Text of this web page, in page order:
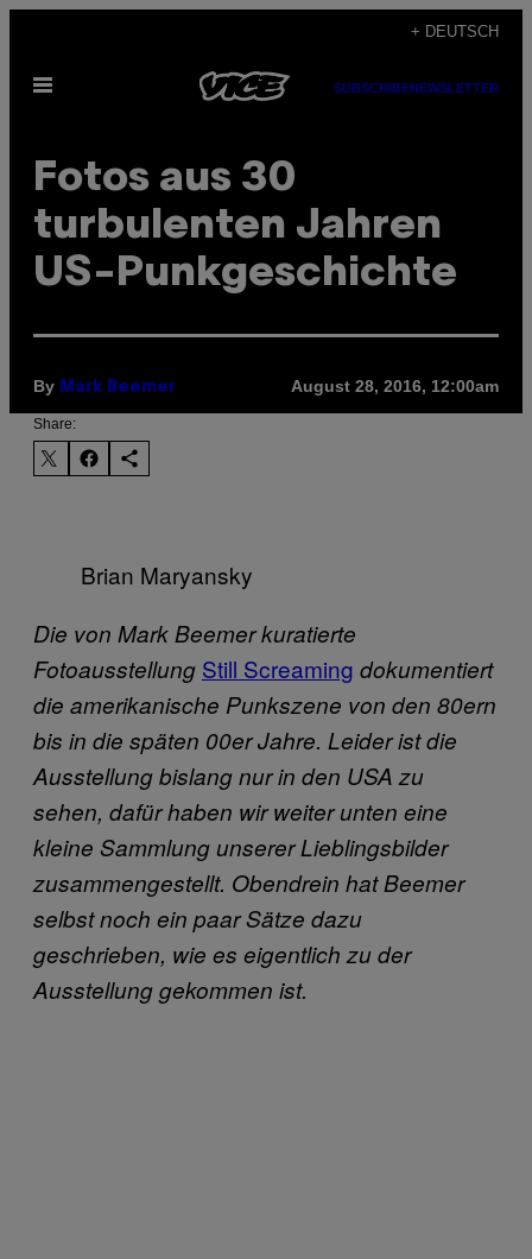
content
+ DEUTSCH
Open
SUBSCRIBENEWSLETTER
Fotos aus 30
turbulenten Jahren
US-Punkgeschichte
By Mark Beemer August 28, 2016, 12:00am
Share:
Brian Maryansky
Die von Mark Beemer kuratierte
Fotoausstellung Still Screaming dokumentiert
die amerikanische Punkszene von den 80ern
bis in die späten 00er Jahre. Leider ist die
Ausstellung bislang nur in den USA zu
sehen, dafür haben wir weiter unten eine
kleine Sammlung unserer Lieblingsbilder
zusammengestellt. Obendrein hat Beemer
selbst noch ein paar Sätze dazu
geschrieben, wie es eigentlich zu der
Ausstellung gekommen ist.